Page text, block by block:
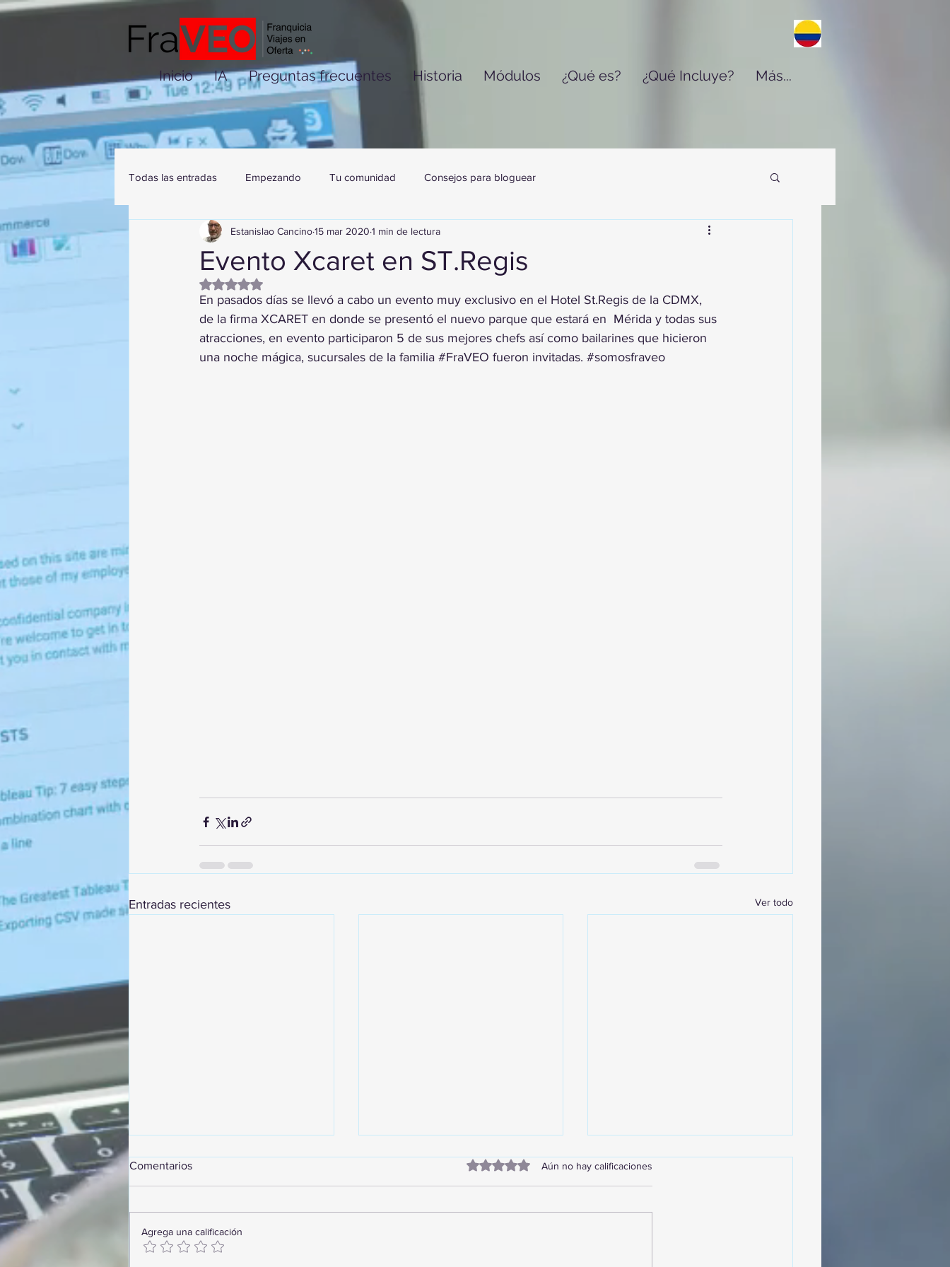
Inicio IA Preguntas frecuentes Historia Módulos ¿Qué es? ¿Qué Incluye? Más...
Todas las entradas Empezando Tu comunidad Consejos para bloguear
Evento Xcaret en ST.Regis
Estanislao Cancino15 mar 2020 1 min de lectura
Obtuvo NaN de 5 estrellas.
En pasados días se llevó a cabo un evento muy exclusivo en el Hotel St.Regis de la CDMX,
de la firma XCARET en donde se presentó el nuevo parque que estará en  Mérida y todas sus
atracciones, en evento participaron 5 de sus mejores chefs así como bailarines que hicieron
una noche mágica, sucursales de la familia #FraVEO fueron invitadas. #somosfraveo
Entradas recientes Ver todo
Comentarios Obtuvo 0 de 5 estrellas.
Aún no hay calificaciones
Agrega una calificación